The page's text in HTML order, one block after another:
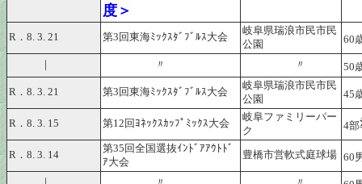
度＞
R．8. 3. 21 第3回東海ﾐｯｸｽﾀﾞﾌﾞﾙｽ大会
岐阜県瑞浪市民市民
公園
60
〃 〃 50
R．8. 3. 21 第3回東海ﾐｯｸｽﾀﾞﾌﾞﾙｽ大会
岐阜県瑞浪市民市民
公園
45
R．8. 3. 15 第12回ﾖﾈｯｸｽｶｯﾌﾟﾐｯｸｽ大会
岐阜ファミリーパー
ク
4部
R．8. 3. 14
第35回全国選抜ｲﾝﾄﾞｱｱｳﾄﾄﾞ
ｱ大会
豊橋市営軟式庭球場 60